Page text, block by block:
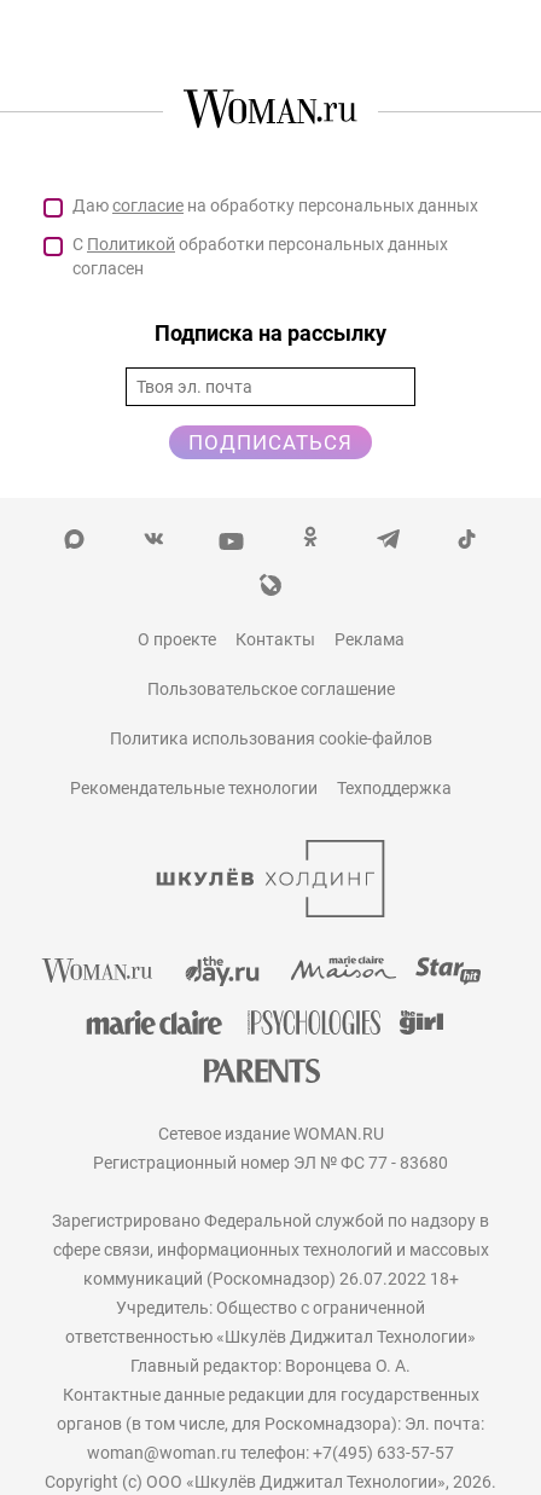
Даюсогласие на обработку персональных данных
С Политикой обработки персональных данных
согласен
Подписка на рассылку
ПОДПИСАТЬСЯ
О проекте Контакты Реклама
Пользовательское соглашение
Политика использования cookie-файлов
Рекомендательные технологии Техподдержка
Сетевое издание WOMAN.RU
Регистрационный номер ЭЛ № ФС 77 - 83680
Зарегистрировано Федеральной службой по надзору в
сфере связи, информационных технологий и массовых
коммуникаций (Роскомнадзор) 26.07.2022 18+
Учредитель: Общество с ограниченной
ответственностью «Шкулёв Диджитал Технологии»
Главный редактор: Воронцева О. А.
Контактные данные редакции для государственных
органов (в том числе, для Роскомнадзора): Эл. почта:
woman@woman.ru телефон: +7(495) 633-57-57
Copyright (с) ООО «Шкулёв Диджитал Технологии», 2026.